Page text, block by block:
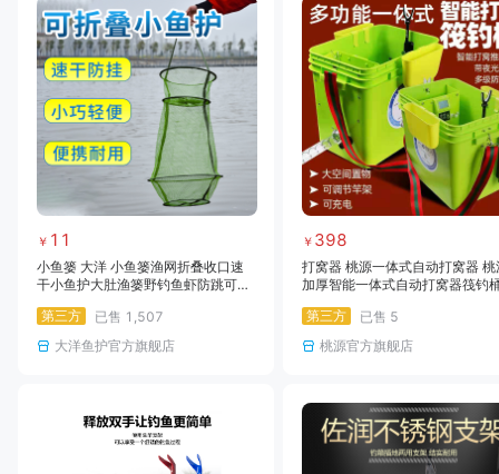
￥ 11
小鱼篓 大洋 小鱼篓渔网折叠收口速
干小鱼护大肚渔篓野钓鱼虾防跳可折
第三方
已售 1,507
大洋鱼护官方旗舰店
￥ 398
打窝器 桃源一体式自动打窝器 桃
加厚智能一体式自动打窝器筏钓
第三方
已售 5
桃源官方旗舰店